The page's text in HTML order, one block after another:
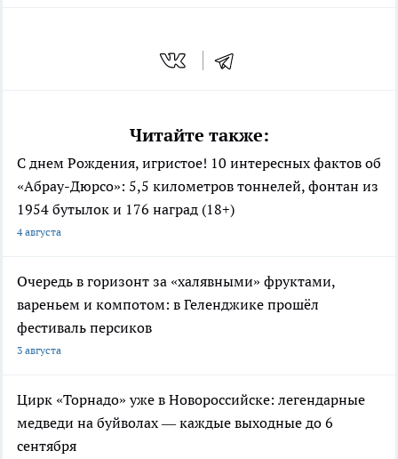
Читайте также:
С днем Рождения, игристое! 10 интересных фактов об
«Абрау-Дюрсо»: 5,5 километров тоннелей, фонтан из
1954 бутылок и 176 наград (18+)
4 августа
Очередь в горизонт за «халявными» фруктами,
вареньем и компотом: в Геленджике прошёл
фестиваль персиков
3 августа
Цирк «Торнадо» уже в Новороссийске: легендарные
медведи на буйволах — каждые выходные до 6
сентября